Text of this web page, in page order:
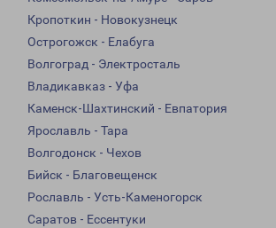
Кропоткин - Новокузнецк
Острогожск - Елабуга
Волгоград - Электросталь
Владикавказ - Уфа
Каменск-Шахтинский - Евпатория
Ярославль - Тара
Волгодонск - Чехов
Бийск - Благовещенск
Рославль - Усть-Каменогорск
Саратов - Ессентуки